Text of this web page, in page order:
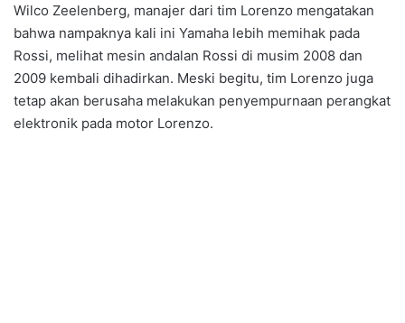
Wilco Zeelenberg, manajer dari tim Lorenzo mengatakan
bahwa nampaknya kali ini Yamaha lebih memihak pada
Rossi, melihat mesin andalan Rossi di musim 2008 dan
2009 kembali dihadirkan. Meski begitu, tim Lorenzo juga
tetap akan berusaha melakukan penyempurnaan perangkat
elektronik pada motor Lorenzo.